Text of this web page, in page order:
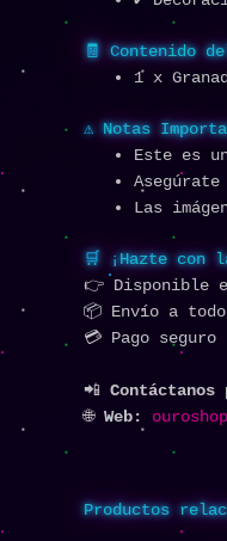
🧾 Contenido
1 x
⚠️ Notas
Este es
Las
🛒 ¡Hazte con
👉 Disponible
📦 Envío a
💳 Pago
📲 Contáctanos
🌐 Web:
Productos